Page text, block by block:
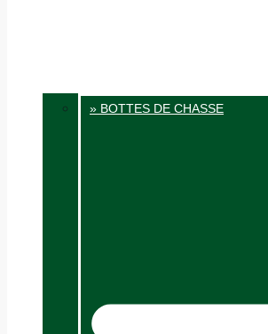
» BOTTES DE CHASSE